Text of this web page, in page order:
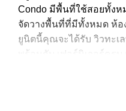
Condo มีพื้นที่ใช้สอยทั้งห
จัดวางพื้นที่ที่มีทั้งหมด ห้อ
ยูนิตนี้คุณจะได้รับ วิวทะเ
พร้อมกับ เฟอร์นิเจอร์คร
สะดวก ได้แก่ มีระเบียง,
อสังหาริมทรัพย์นี้สามารถ